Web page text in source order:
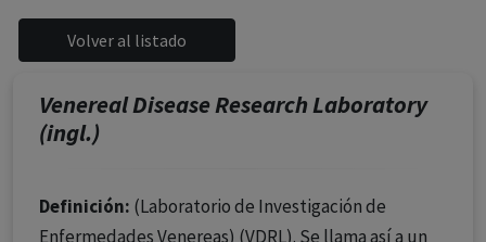
facultados prescribir medicamentos y decidir, en cada
caso concreto, el tratamiento más adecuado a las
necesidades del paciente.
Venereal Disease Research Laboratory
(ingl.)
Definición: (Laboratorio de Investigación de
Enfermedades Venereas) (VDRL). Se llama así a un